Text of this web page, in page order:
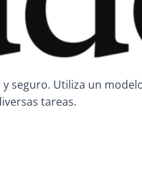
seguro. Utiliza un
tareas.